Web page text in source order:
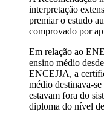
interpretação
premiar o estudo
comprovado por
Em relação ao
ensino médio
ENCEJJA, a
médio destinava-
estavam fora do
diploma do nível